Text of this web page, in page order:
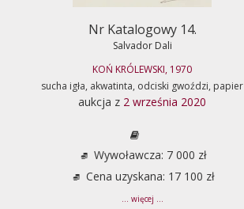
Nr Katalogowy 14.
Salvador Dali
KOŃ KRÓLEWSKI, 1970
sucha igła, akwatinta, odciski gwoździ, papier
aukcja z 2 września 2020
Wywoławcza: 7 000 zł
Cena uzyskana: 17 100 zł
... więcej ...